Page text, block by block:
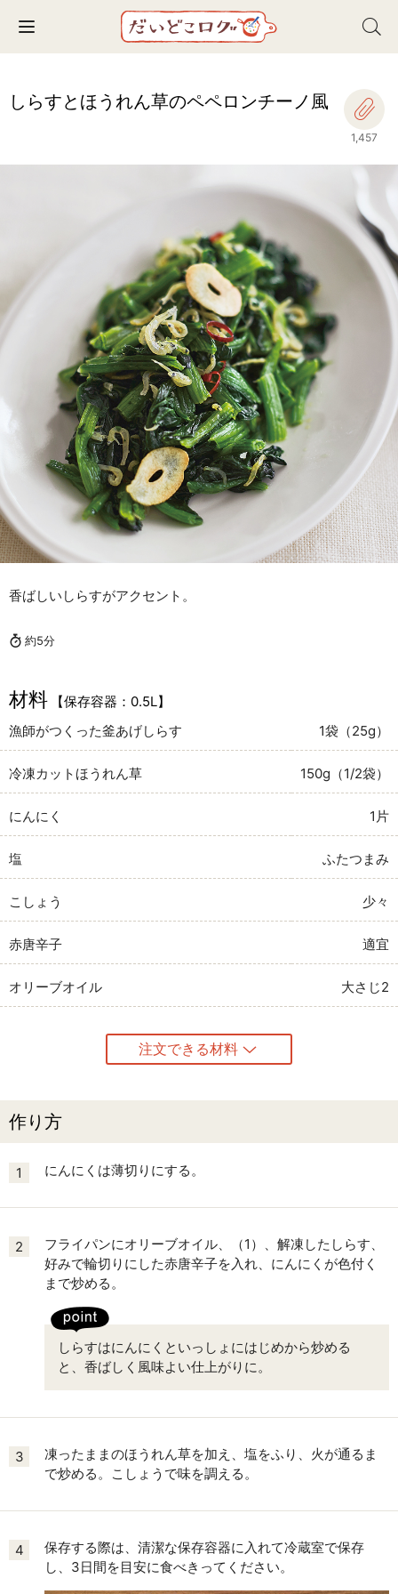
Toggle navigation
しらすとほうれん草のペペロンチーノ風
1,457
香ばしいしらすがアクセント。
約5分
材料
【保存容器：0.5L】
漁師がつくった釜あげしらす
1袋（25g）
冷凍カットほうれん草 150g（1/2袋）
にんにく 1片
塩 ふたつまみ
こしょう 少々
赤唐辛子 適宜
オリーブオイル 大さじ2
注文できる材料
作り方
1 にんにくは薄切りにする。
2
フライパンにオリーブオイル、（1）、解凍したしらす、
好みで輪切りにした赤唐辛子を入れ、にんにくが色付く
まで炒める。
しらすはにんにくといっしょにはじめから炒める
と、香ばしく風味よい仕上がりに。
3
凍ったままのほうれん草を加え、塩をふり、火が通るま
で炒める。こしょうで味を調える。
4
保存する際は、清潔な保存容器に入れて冷蔵室で保存
し、3日間を目安に食べきってください。